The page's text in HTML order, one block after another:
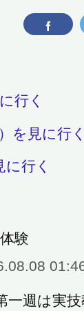
行く
を見に行く
行く
験
一週は実